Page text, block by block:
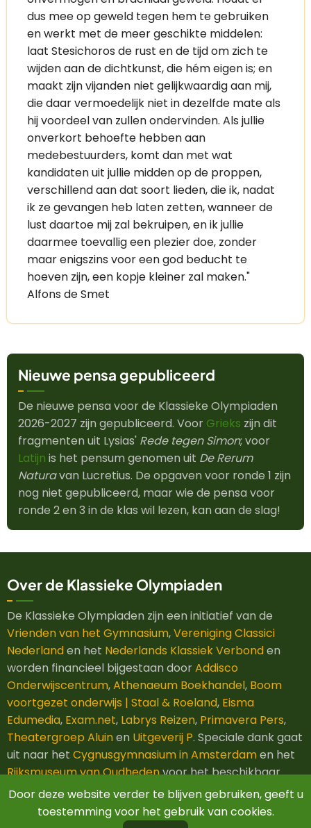
dus mee op geweld tegen hem te gebruiken
en werkt met de meer geschikte middelen:
laat Stesichoros de rust en de tijd om zich te
wijden aan de dichtkunst, die hém eigen is; en
maakt zijn vijanden niet gelijkwaardig aan mij,
die daar vermoedelijk niet in dezelfde mate als
hij voordeel van zullen ondervinden. Als jullie
onverkort behoefte hebben aan
medebestuurders, komt dan met wat
kandidaten uit jullie midden op de proppen,
verschillend aan dat soort lieden, die ik, nadat
ik ze gevangen heb laten zetten, wanneer de
lust daartoe mij zal bekruipen, en ik jullie
daarmee toevallig een plezier doe, zonder
maar enigszins voor een god beducht te
hoeven zijn, een kopje kleiner zal maken."
Alfons de Smet
Nieuwe pensa gepubliceerd
De nieuwe pensa voor de Klassieke Olympiaden
2026-2027 zijn gepubliceerd. Voor Grieks zijn dit
fragmenten uit Lysias' Rede tegen Simon; voor
Latijn is het pensum genomen uit De Rerum
Naturavan Lucretius. De opgaven voor ronde 1 zijn
nog niet gepubliceerd, maar wie de pensa voor
ronde 2 en 3 in de klas wil lezen, kan aan de slag!
Over de Klassieke Olympiaden
De Klassieke Olympiaden zijn een initiatief van de
Vrienden van het Gymnasium,Vereniging Classici
Nederlanden het Nederlands Klassiek Verbonden
worden financieel bijgestaan doorAddisco
Onderwijscentrum,Athenaeum Boekhandel, Boom
voortgezet onderwijs | Staal & Roeland, Eisma
Edumedia, Exam.net, Labrys Reizen, Primavera Pers,
Theatergroep Aluinen Uitgeverij P. Speciale dank gaat
uit naar het Cygnusgymnasium in Amsterdamen het
Rijksmuseum van Oudhedenvoor het beschikbaar
stellen van hun ruimtes.
Door deze website verder te blijven gebruiken, geeft u
toestemming voor het gebruik van cookies.